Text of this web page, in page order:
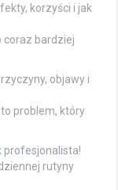
korzyści i jak
coraz bardziej
objawy i
problem, który
profesjonalista!
rutyny